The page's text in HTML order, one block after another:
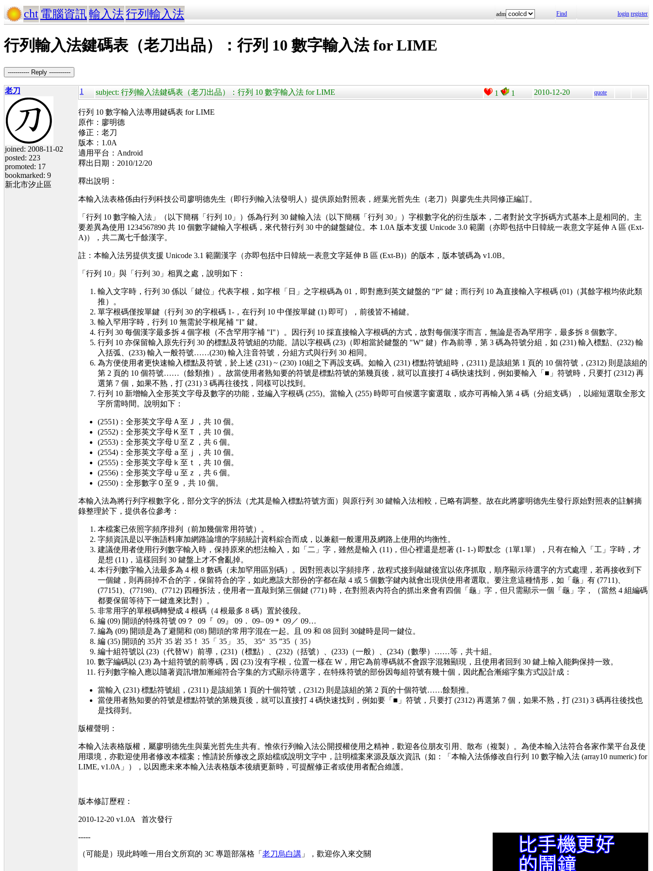
cht 電腦資訊輸入法行列輸入法 adm Find login register
行列輸入法鍵碼表（老刀出品）：行列 10 數字輸入法 for LIME
----------- Reply -----------
老刀
joined: 2008-11-02
posted: 223
promoted: 17
bookmarked: 9
新北市汐止區
1 subject: 行列輸入法鍵碼表（老刀出品）：行列 10 數字輸入法 for LIME 1 1 2010-12-20 quote
行列 10 數字輸入法專用鍵碼表 for LIME
原作：廖明德
修正：老刀
版本：1.0A
適用平台：Android
釋出日期：2010/12/20
釋出說明：
本輸入法表格係由行列科技公司廖明德先生（即行列輸入法發明人）提供原始對照表，經葉光哲先生（老刀）與廖先生共同修正編訂。
「行列 10 數字輸入法」（以下簡稱「行列 10」）係為行列 30 鍵輸入法（以下簡稱「行列 30」）字根數字化的衍生版本，二者對於文字拆碼方式基本上是相同的。主
要差異為使用 1234567890 共 10 個數字鍵輸入字根碼，來代替行列 30 中的鍵盤鍵位。本 1.0A 版本支援 Unicode 3.0 範圍（亦即包括中日韓統一表意文字延伸 A 區 (Ext-
A)），共二萬七千餘漢字。
註：本輸入法另提供支援 Unicode 3.1 範圍漢字（亦即包括中日韓統一表意文字延伸 B 區 (Ext-B)）的版本，版本號碼為 v1.0B。
「行列 10」與「行列 30」相異之處，說明如下：
輸入文字時，行列 30 係以「鍵位」代表字根，如字根「日」之字根碼為 01，即對應到英文鍵盤的 "P" 鍵；而行列 10 為直接輸入字根碼 (01)（其餘字根均依此類
推）。
單字根碼僅按單鍵（行列 30 的字根碼 1-，在行列 10 中僅按單鍵 (1) 即可），前後皆不補鍵。
輸入罕用字時，行列 10 無需於字根尾補 "I" 鍵。
行列 30 每個漢字最多拆 4 個字根（不含罕用字補 "I"）。因行列 10 採直接輸入字根碼的方式，故對每個漢字而言，無論是否為罕用字，最多拆 8 個數字。
行列 10 亦保留輸入原先行列 30 的標點及符號組的功能。請以字根碼 (23)（即相當於鍵盤的 "W" 鍵）作為前導，第 3 碼為符號分組，如 (231) 輸入標點、(232) 輸
入括弧、(233) 輸入一般符號……(230) 輸入注音符號，分組方式與行列 30 相同。
為方便使用者更快速輸入標點及符號，於上述 (231) ~ (230) 10組之下再設支碼。如輸入 (231) 標點符號組時，(2311) 是該組第 1 頁的 10 個符號，(2312) 則是該組的
第 2 頁的 10 個符號……（餘類推）。故當使用者熟知要的符號是標點符號的第幾頁後，就可以直接打 4 碼快速找到，例如要輸入「■」符號時，只要打 (2312) 再
選第 7 個，如果不熟，打 (231) 3 碼再往後找，同樣可以找到。
行列 10 新增輸入全形英文字母及數字的功能，並編入字根碼 (255)。當輸入 (255) 時即可自候選字窗選取，或亦可再輸入第 4 碼（分組支碼），以縮短選取全形文
字所需時間。說明如下：
(2551)：全形英文字母Ａ至Ｊ，共 10 個。
(2552)：全形英文字母Ｋ至Ｔ，共 10 個。
(2553)：全形英文字母Ｕ至Ｚ，共 6 個。
(2554)：全形英文字母ａ至ｊ，共 10 個。
(2555)：全形英文字母ｋ至ｔ，共 10 個。
(2556)：全形英文字母ｕ至ｚ，共 6 個。
(2550)：全形數字０至９，共 10 個。
本輸入法為將行列字根數字化，部分文字的拆法（尤其是輸入標點符號方面）與原行列 30 鍵輸入法相較，已略有調整。故在此將廖明德先生發行原始對照表的註解摘
錄整理於下，提供各位參考：
本檔案已依照字頻序排列（前加幾個常用符號）。
字頻資訊是以平衡語料庫加網路論壇的字頻統計資料綜合而成，以兼顧一般運用及網路上使用的均衡性。
建議使用者使用行列數字輸入時，保持原來的想法輸入，如「二」字，雖然是輸入 (11)，但心裡還是想著 (1- 1-) 即默念（1單1單），只有在輸入「工」字時，才
是想 (11)，這樣回到 30 鍵盤上才不會亂掉。
本行列數字輸入法最多為 4 根 8 數碼（未加罕用區別碼）。因對照表以字頻排序，故程式接到敲鍵後宜以依序抓取，順序顯示待選字的方式處理，若再接收到下
一個鍵，則再篩掉不合的字，保留符合的字，如此應該大部份的字都在敲 4 或 5 個數字鍵內就會出現供使用者選取。要注意這種情形，如「龜」有 (7711)、
(77151)、(77198)、(7712) 四種拆法，使用者一直敲到第三個鍵 (771) 時，在對照表內符合的抓出來會有四個「龜」字，但只需顯示一個「龜」字，（當然 4 組編碼
都要保留等待下一鍵進來比對）。
非常用字的單根碼轉變成 4 根碼（4 根最多 8 碼）置於後段。
編 (09) 開頭的特殊符號 09？ 09『 09』 09． 09– 09＊ 09／ 09…
編為 (09) 開頭是為了避開和 (08) 開頭的常用字混在一起。且 09 和 08 回到 30鍵時是同一鍵位。
編 (35) 開頭的 35片 35 岩 35！ 35「 35」 35、 35“ 35 ”35（ 35）
編十組符號以 (23)（代替W）前導，(231)（標點）、(232)（括號）、(233)（一般）、(234)（數學）……等，共十組。
數字編碼以 (23) 為十組符號的前導碼，因 (23) 沒有字根，位置一樣在 W，用它為前導碼就不會跟字混雜顯現，且使用者回到 30 鍵上輸入能夠保持一致。
行列數字輸入應以隨著資訊增加漸縮符合字集的方式顯示待選字，在特殊符號的部份因每組符號有幾十個，因此配合漸縮字集方式設計成：
當輸入 (231) 標點符號組，(2311) 是該組第 1 頁的十個符號，(2312) 則是該組的第 2 頁的十個符號……餘類推。
當使用者熟知要的符號是標點符號的第幾頁後，就可以直接打 4 碼快速找到，例如要「■」符號，只要打 (2312) 再選第 7 個，如果不熟，打 (231) 3 碼再往後找也
是找得到。
版權聲明：
本輸入法表格版權，屬廖明德先生與葉光哲先生共有。惟依行列輸入法公開授權使用之精神，歡迎各位朋友引用、散布（複製）。為使本輸入法符合各家作業平台及使
用環境，亦歡迎使用者修改本檔案；惟請於所修改之原始檔或說明文字中，註明檔案來源及版次資訊（如：「本輸入法係修改自行列 10 數字輸入法 (array10 numeric) for
LIME, v1.0A」），以因應未來本輸入法表格版本後續更新時，可提醒修正者或使用者配合維護。
版本修訂歷程：
2010-12-20 v1.0A 首次發行
-----
（可能是）現此時唯一用台文所寫的 3C 專題部落格「 老刀烏白講 」，歡迎你入來交關